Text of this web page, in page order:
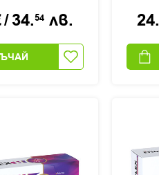
/34.54 лв. 24.